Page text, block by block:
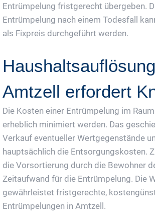
Entrümpelung fristgerecht übergeben.
Entrümpelung nach einem Todesfall
als Fixpreis durchgeführt werden.
Amtzell erfordert
Die Kosten einer Entrümpelung im
erheblich minimiert werden. Das
Verkauf eventueller Wertgegenstände
hauptsächlich die Entsorgungskosten.
die Vorsortierung durch die Bewohner
Zeitaufwand für die Entrümpelung. Die
gewährleistet fristgerechte,
Entrümpelungen in Amtzell.